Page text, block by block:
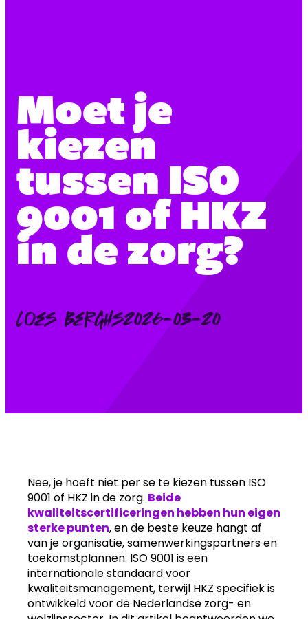
Moet je
kiezen
tussen ISO
9001 of HKZ
in de zorg?
Posted
Loes Berghs2026-03-20
Nee, je hoeft niet per se te kiezen tussen ISO
9001 of HKZ in de zorg. Beide
kwaliteitscertificeringen hebben hun eigen
sterke punten, en de beste keuze hangt af
van je organisatie, samenwerkingspartners en
toekomstplannen. ISO 9001 is een
internationale standaard voor
kwaliteitsmanagement, terwijl HKZ specifiek is
ontwikkeld voor de Nederlandse zorg- en